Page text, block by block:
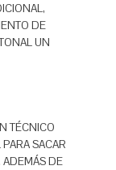
DE
UN
TÉCNICO
SACAR
ADEMÁS DE